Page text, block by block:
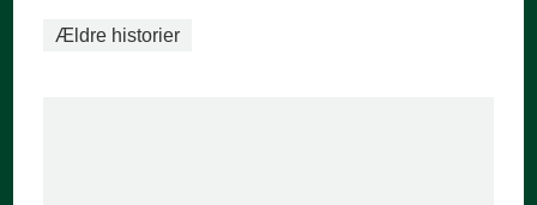
Ældre historier